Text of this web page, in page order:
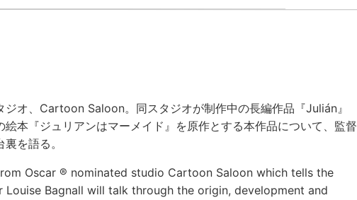
オ、Cartoon Saloon。同スタジオが制作中の長編作品『Julián』
本『ジュリアンはマーメイド』を原作とする本作品について、監督
を語る。
Oscar ® nominated studio Cartoon Saloon which tells the
Bagnall will talk through the origin, development and